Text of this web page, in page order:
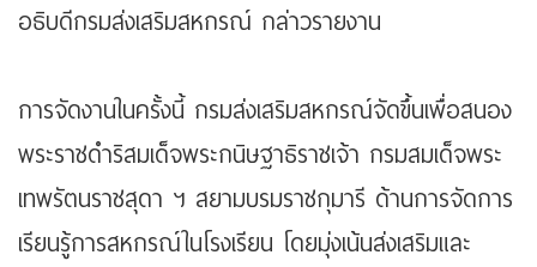
อธิบดีกรมส่งเสริมสหกรณ์ กล่าวรายงาน
การจัดงานในครั้งนี้ กรมส่งเสริมสหกรณ์จัดขึ้นเพื่อสนอง
พระราชดำริสมเด็จพระกนิษฐาธิราชเจ้า กรมสมเด็จพระ
เทพรัตนราชสุดา ฯ สยามบรมราชกุมารี ด้านการจัดการ
เรียนรู้การสหกรณ์ในโรงเรียน โดยมุ่งเน้นส่งเสริมและ